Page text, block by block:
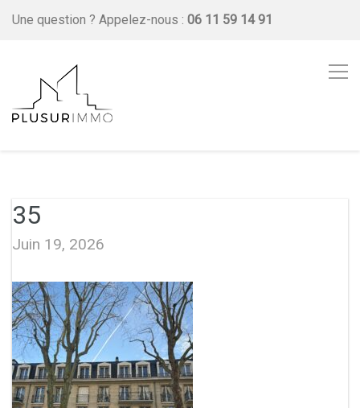
Une question ? Appelez-nous : 06 11 59 14 91
35
Juin 19, 2026